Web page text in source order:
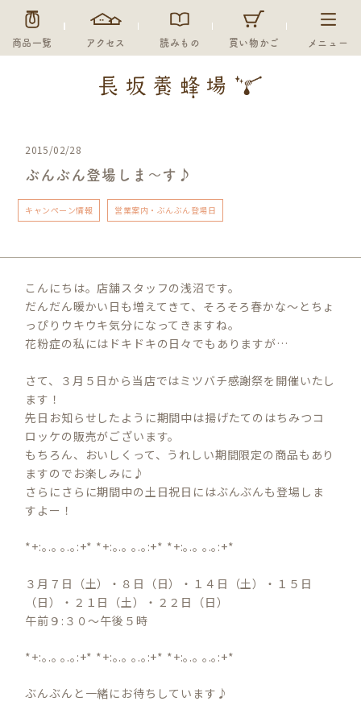
商品一覧 アクセス 読みもの 買い物かご メニュー
2015/02/28
ぶんぶん登場しま～す♪
キャンペーン情報 営業案内・ぶんぶん登場日
こんにちは。店舗スタッフの浅沼です。
だんだん暖かい日も増えてきて、そろそろ春かな～とちょ
っぴりウキウキ気分になってきますね。
花粉症の私にはドキドキの日々でもありますが…
さて、３月５日から当店ではミツバチ感謝祭を開催いたし
ます！
先日お知らせしたように期間中は揚げたてのはちみつコ
ロッケの販売がございます。
もちろん、おいしくって、うれしい期間限定の商品もあり
ますのでお楽しみに♪
さらにさらに期間中の土日祝日にはぶんぶんも登場しま
すよー！
*+:｡.｡ ｡.｡:+* *+:｡.｡ ｡.｡:+* *+:｡.｡ ｡.｡:+*
３月７日（土）・８日（日）・１４日（土）・１５日
（日）・２１日（土）・２２日（日）
午前９:３０～午後５時
*+:｡.｡ ｡.｡:+* *+:｡.｡ ｡.｡:+* *+:｡.｡ ｡.｡:+*
ぶんぶんと一緒にお待ちしています♪